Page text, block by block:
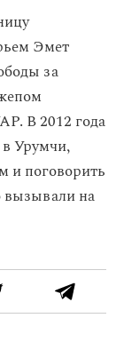
Эмет
за
В 2012 года
Урумчи,
и поговорить
вызывали на